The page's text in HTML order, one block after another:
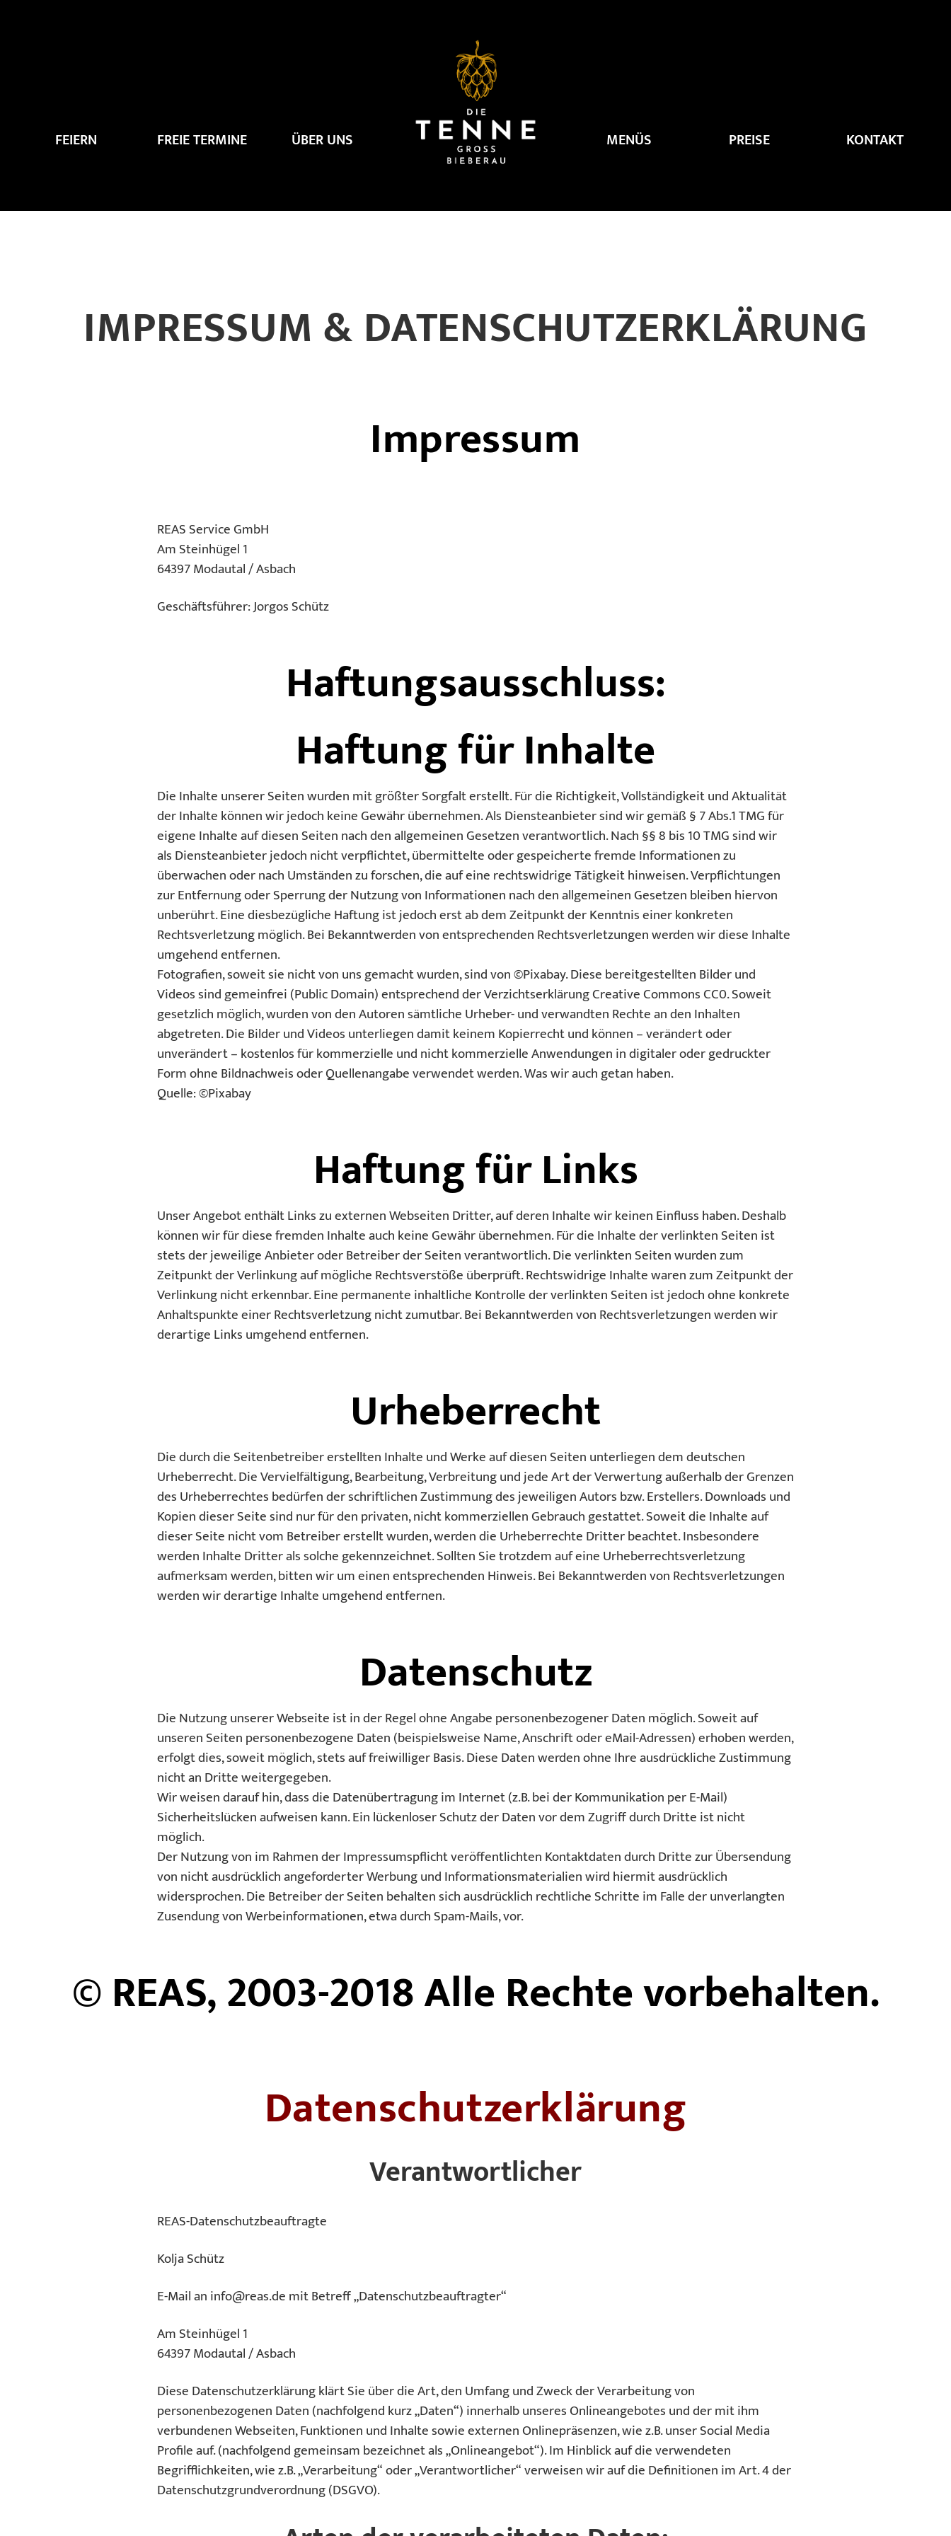
FEIERN FREIE TERMINE ÜBER UNS MENÜS PREISE KONTAKT
IMPRESSUM & DATENSCHUTZERKLÄRUNG
Impressum
REAS Service GmbH
Am Steinhügel 1
64397 Modautal / Asbach
Geschäftsführer: Jorgos Schütz
Haftungsausschluss:
Haftung für Inhalte
Die Inhalte unserer Seiten wurden mit größter Sorgfalt erstellt. Für die Richtigkeit, Vollständigkeit und Aktualität
der Inhalte können wir jedoch keine Gewähr übernehmen. Als Diensteanbieter sind wir gemäß § 7 Abs.1 TMG für
eigene Inhalte auf diesen Seiten nach den allgemeinen Gesetzen verantwortlich. Nach §§ 8 bis 10 TMG sind wir
als Diensteanbieter jedoch nicht verpflichtet, übermittelte oder gespeicherte fremde Informationen zu
überwachen oder nach Umständen zu forschen, die auf eine rechtswidrige Tätigkeit hinweisen. Verpflichtungen
zur Entfernung oder Sperrung der Nutzung von Informationen nach den allgemeinen Gesetzen bleiben hiervon
unberührt. Eine diesbezügliche Haftung ist jedoch erst ab dem Zeitpunkt der Kenntnis einer konkreten
Rechtsverletzung möglich. Bei Bekanntwerden von entsprechenden Rechtsverletzungen werden wir diese Inhalte
umgehend entfernen.
Fotografien, soweit sie nicht von uns gemacht wurden, sind von ©Pixabay. Diese bereitgestellten Bilder und
Videos sind gemeinfrei (Public Domain) entsprechend der VerzichtserklärungCreative Commons CC0. Soweit
gesetzlich möglich, wurden von den Autoren sämtliche Urheber- und verwandten Rechte an den Inhalten
abgetreten. Die Bilder und Videos unterliegen damit keinem Kopierrecht und können – verändert oder
unverändert – kostenlos für kommerzielle und nicht kommerzielle Anwendungen in digitaler oder gedruckter
Form ohne Bildnachweis oder Quellenangabe verwendet werden. Was wir auch getan haben.
Quelle:©Pixabay
Haftung für Links
Unser Angebot enthält Links zu externen Webseiten Dritter, auf deren Inhalte wir keinen Einfluss haben. Deshalb
können wir für diese fremden Inhalte auch keine Gewähr übernehmen. Für die Inhalte der verlinkten Seiten ist
stets der jeweilige Anbieter oder Betreiber der Seiten verantwortlich. Die verlinkten Seiten wurden zum
Zeitpunkt der Verlinkung auf mögliche Rechtsverstöße überprüft. Rechtswidrige Inhalte waren zum Zeitpunkt der
Verlinkung nicht erkennbar. Eine permanente inhaltliche Kontrolle der verlinkten Seiten ist jedoch ohne konkrete
Anhaltspunkte einer Rechtsverletzung nicht zumutbar. Bei Bekanntwerden von Rechtsverletzungen werden wir
derartige Links umgehend entfernen.
Urheberrecht
Die durch die Seitenbetreiber erstellten Inhalte und Werke auf diesen Seiten unterliegen dem deutschen
Urheberrecht. Die Vervielfältigung, Bearbeitung, Verbreitung und jede Art der Verwertung außerhalb der Grenzen
des Urheberrechtes bedürfen der schriftlichen Zustimmung des jeweiligen Autors bzw. Erstellers. Downloads und
Kopien dieser Seite sind nur für den privaten, nicht kommerziellen Gebrauch gestattet. Soweit die Inhalte auf
dieser Seite nicht vom Betreiber erstellt wurden, werden die Urheberrechte Dritter beachtet. Insbesondere
werden Inhalte Dritter als solche gekennzeichnet. Sollten Sie trotzdem auf eine Urheberrechtsverletzung
aufmerksam werden, bitten wir um einen entsprechenden Hinweis. Bei Bekanntwerden von Rechtsverletzungen
werden wir derartige Inhalte umgehend entfernen.
Datenschutz
Die Nutzung unserer Webseite ist in der Regel ohne Angabe personenbezogener Daten möglich. Soweit auf
unseren Seiten personenbezogene Daten (beispielsweise Name, Anschrift oder eMail-Adressen) erhoben werden,
erfolgt dies, soweit möglich, stets auf freiwilliger Basis. Diese Daten werden ohne Ihre ausdrückliche Zustimmung
nicht an Dritte weitergegeben.
Wir weisen darauf hin, dass die Datenübertragung im Internet (z.B. bei der Kommunikation per E-Mail)
Sicherheitslücken aufweisen kann. Ein lückenloser Schutz der Daten vor dem Zugriff durch Dritte ist nicht
möglich.
Der Nutzung von im Rahmen der Impressumspflicht veröffentlichten Kontaktdaten durch Dritte zur Übersendung
von nicht ausdrücklich angeforderter Werbung und Informationsmaterialien wird hiermit ausdrücklich
widersprochen. Die Betreiber der Seiten behalten sich ausdrücklich rechtliche Schritte im Falle der unverlangten
Zusendung von Werbeinformationen, etwa durch Spam-Mails, vor.
© REAS, 2003-2018 Alle Rechte vorbehalten.
Datenschutzerklärung
Verantwortlicher
REAS-Datenschutzbeauftragte
Kolja Schütz
E-Mail aninfo@reas.demit Betreff „Datenschutzbeauftragter“
Am Steinhügel 1
64397 Modautal / Asbach
Diese Datenschutzerklärung klärt Sie über die Art, den Umfang und Zweck der Verarbeitung von
personenbezogenen Daten (nachfolgend kurz „Daten“) innerhalb unseres Onlineangebotes und der mit ihm
verbundenen Webseiten, Funktionen und Inhalte sowie externen Onlinepräsenzen, wie z.B. unser Social Media
Profile auf. (nachfolgend gemeinsam bezeichnet als „Onlineangebot“). Im Hinblick auf die verwendeten
Begrifflichkeiten, wie z.B. „Verarbeitung“ oder „Verantwortlicher“ verweisen wir auf die Definitionen im Art. 4 der
Datenschutzgrundverordnung (DSGVO).